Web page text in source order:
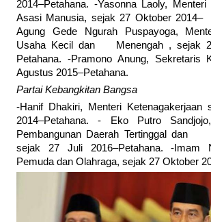
2014–Petahana. -Yasonna Laoly,
Asasi Manusia, sejak 27 Oktober
Agung Gede Ngurah Puspayoga,
Usaha Kecil dan Menengah , sejak
Petahana. -Pramono Anung, Sekretaris
Agustus 2015–Petahana.
Partai Kebangkitan Bangsa
-Hanif Dhakiri, Menteri Ketenagakerjaan
2014–Petahana. - Eko Putro
Pembangunan Daerah Tertinggal
sejak 27 Juli 2016–Petahana. -Imam
Pemuda dan Olahraga, sejak 27 Oktober